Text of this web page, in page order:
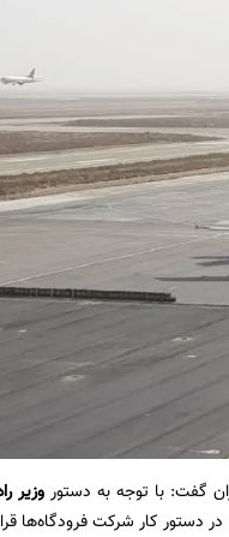
گفت: با توجه به دستوروزیر
دستور کار شرکت فرودگاه‌ها